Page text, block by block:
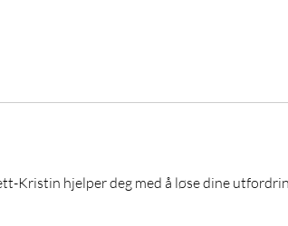
Kristin hjelper deg med å løse dine